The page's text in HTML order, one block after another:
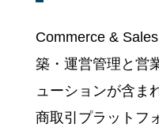
Commerce &
築・運営管理と営
ューションが含ま
商取引プラットフ